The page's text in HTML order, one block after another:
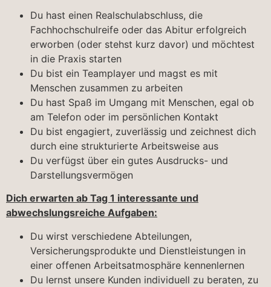
Du hast einen Realschulabschluss, die
Fachhochschulreife oder das Abitur erfolgreich
erworben (oder stehst kurz davor) und möchtest
in die Praxis starten
Du bist ein Teamplayer und magst es mit
Menschen zusammen zu arbeiten
Du hast Spaß im Umgang mit Menschen, egal ob
am Telefon oder im persönlichen Kontakt
Du bist engagiert, zuverlässig und zeichnest dich
durch eine strukturierte Arbeitsweise aus
Du verfügst über ein gutes Ausdrucks- und
Darstellungsvermögen
Dich erwarten ab Tag 1 interessante und
abwechslungsreiche Aufgaben:
Du wirst verschiedene Abteilungen,
Versicherungsprodukte und Dienstleistungen in
einer offenen Arbeitsatmosphäre kennenlernen
Du lernst unsere Kunden individuell zu beraten, zu